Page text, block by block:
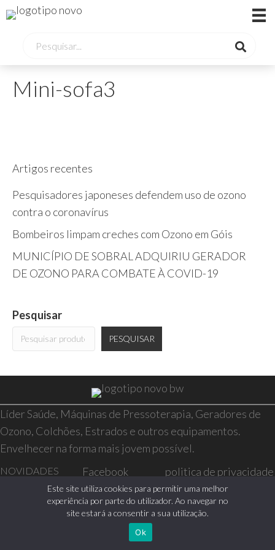
Mini-sofa3
Artigos recentes
Pesquisadores japoneses defendem uso de ozono
contra o coronavírus
Bombeiros limpam creches com Ozono em Góis
MUNICÍPIO DE SOBRAL ADQUIRIU GERADOR
DE OZONO PARA COMBATE À COVID-19
Pesquisar
PESQUISAR
Líder Saúde, Máquinas de Pressoterapia, Geradores de
Ozono, Colchões, Estrados e outros equipamentos.
Envelhecer na forma mais jovem possível.
NOVIDADES
SAÚDE E BEM-
Facebook
Instagram
politica de privacidade
resolução de conflitos
livro de reclamações
Este site utiliza cookies para permitir uma melhor
experiência por parte do utilizador. Ao navegar no
site estará a consentir a sua utilização.
Ok